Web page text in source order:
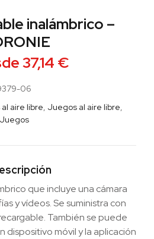
inalámbrico –
37,14 €
06
aire libre, Juegos al aire libre,
que incluye una cámara
y vídeos. Se suministra con
También se puede
dispositivo móvil y la aplicación